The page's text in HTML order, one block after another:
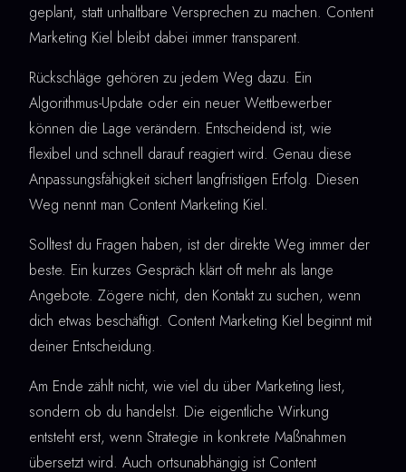
geplant, statt unhaltbare Versprechen zu machen. Content
Marketing Kiel bleibt dabei immer transparent.
Rückschläge gehören zu jedem Weg dazu. Ein
Algorithmus-Update oder ein neuer Wettbewerber
können die Lage verändern. Entscheidend ist, wie
flexibel und schnell darauf reagiert wird. Genau diese
Anpassungsfähigkeit sichert langfristigen Erfolg. Diesen
Weg nennt man Content Marketing Kiel.
Solltest du Fragen haben, ist der direkte Weg immer der
beste. Ein kurzes Gespräch klärt oft mehr als lange
Angebote. Zögere nicht, den Kontakt zu suchen, wenn
dich etwas beschäftigt. Content Marketing Kiel beginnt mit
deiner Entscheidung.
Am Ende zählt nicht, wie viel du über Marketing liest,
sondern ob du handelst. Die eigentliche Wirkung
entsteht erst, wenn Strategie in konkrete Maßnahmen
übersetzt wird. Auch ortsunabhängig ist Content